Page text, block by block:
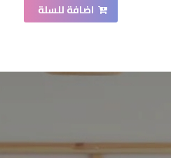
اضافة للسلة